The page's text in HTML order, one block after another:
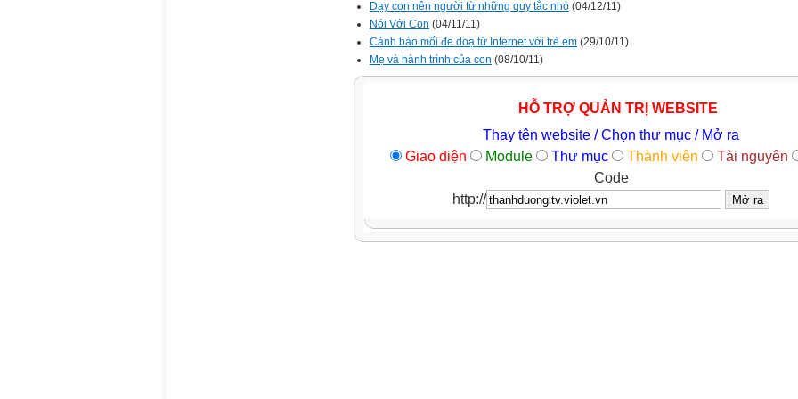
Dạy con nên người từ những quy tắc nhỏ (04/12/11)
Nói Với Con (04/11/11)
Cảnh báo mối đe doạ từ Internet với trẻ em (29/10/11)
Mẹ và hành trình của con (08/10/11)
HỖ TRỢ QUẢN TRỊ WEBSITE
Thay tên website / Chọn thư mục / Mở ra
Giao diện
Module Thư mục Thành viên
Tài nguyên
Code
http://